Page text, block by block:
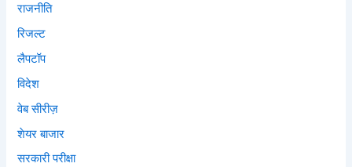
राजनीति
रिजल्ट
लैपटॉप
विदेश
वेब सीरीज़
शेयर बाजार
सरकारी परीक्षा